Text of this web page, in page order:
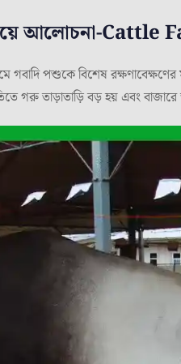
আলোচনা-
পশুকে বিশেষ
গরু তাড়াতাড়ি বড় হয় এবং বাজারে